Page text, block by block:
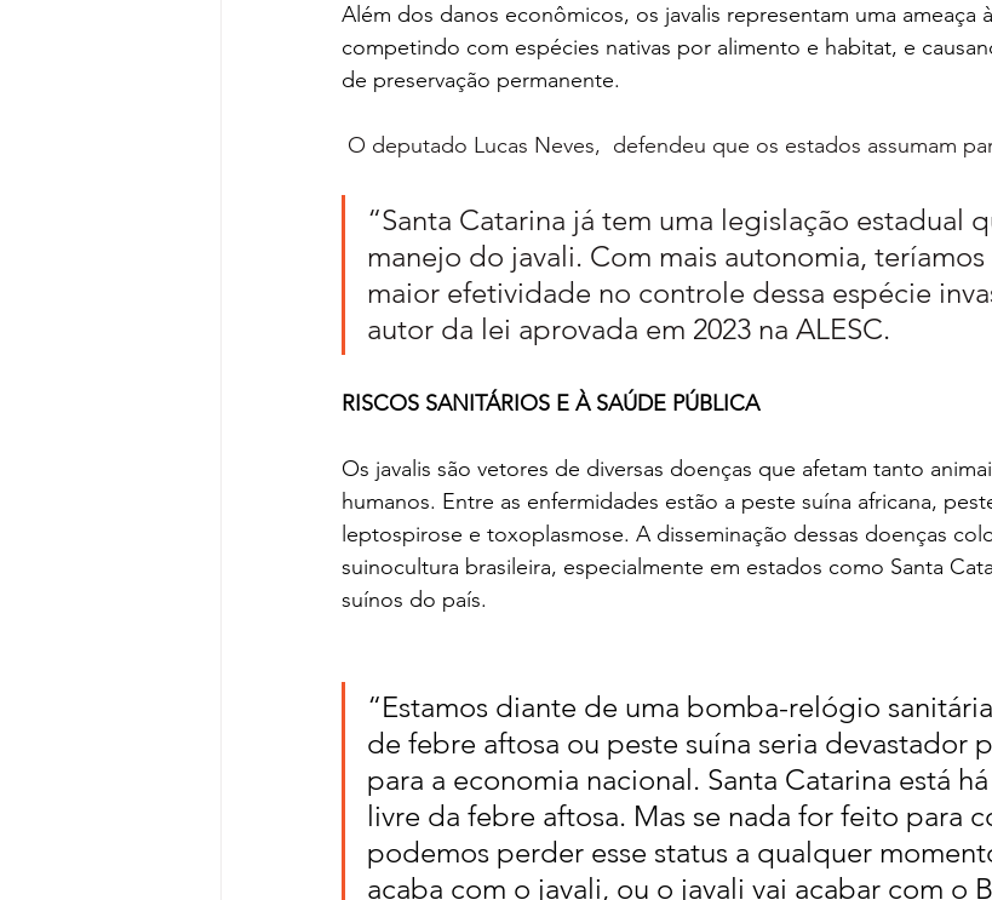
Além dos danos econômicos, os javalis representam uma ameaça
competindo com espécies nativas por alimento e habitat, e
de preservação permanente.
O deputado Lucas Neves,  defendeu que os estados assumam
“Santa Catarina já tem uma legislação estadual
manejo do javali. Com mais autonomia,
maior efetividade no controle dessa espécie
autor da lei aprovada em 2023 na ALESC.
RISCOS SANITÁRIOS E À SAÚDE PÚBLICA
Os javalis são vetores de diversas doenças que afetam tanto
humanos. Entre as enfermidades estão a peste suína africana,
leptospirose e toxoplasmose. A disseminação dessas doenças
suinocultura brasileira, especialmente em estados como Santa
suínos do país.
“Estamos diante de uma bomba-relógio
de febre aftosa ou peste suína seria devastador
para a economia nacional. Santa Catarina está
livre da febre aftosa. Mas se nada for feito para
podemos perder esse status a qualquer
acaba com o javali, ou o javali vai acabar com o